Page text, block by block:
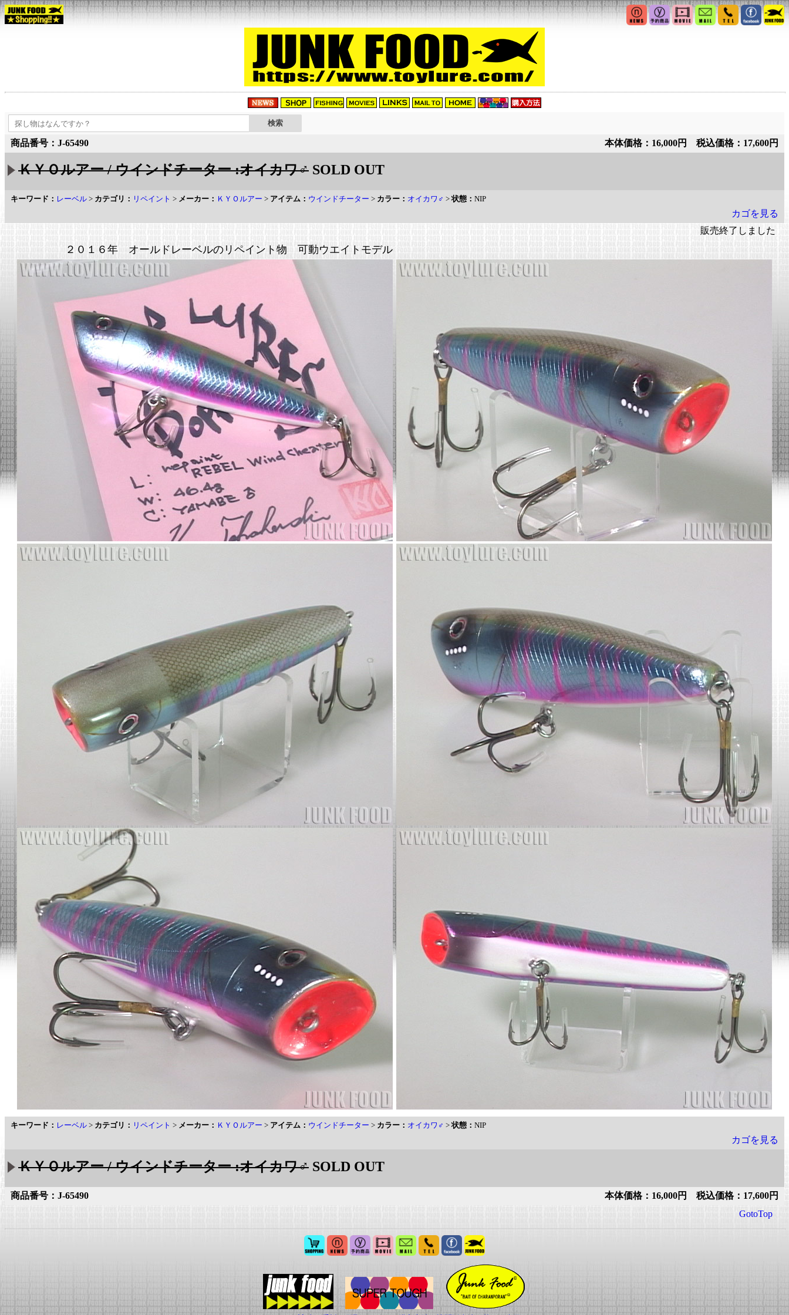
商品番号：J-65490 本体価格：16,000円 税込価格：17,600円
ＫＹＯルアー / ウインドチーター :オイカワ♂ SOLD OUT
キーワード： レーベル > カテゴリ： リペイント > メーカー： ＫＹＯルアー > アイテム： ウインドチーター > カラー： オイカワ♂ >状態： NIP
カゴを見る
販売終了しました
２０１６年 オールドレーベルのリペイント物 可動ウエイトモデル
キーワード： レーベル > カテゴリ： リペイント > メーカー： ＫＹＯルアー > アイテム： ウインドチーター > カラー： オイカワ♂ >状態： NIP
カゴを見る
ＫＹＯルアー / ウインドチーター :オイカワ♂ SOLD OUT
商品番号：J-65490
本体価格：16,000円 税込価格：17,600円
GotoTop